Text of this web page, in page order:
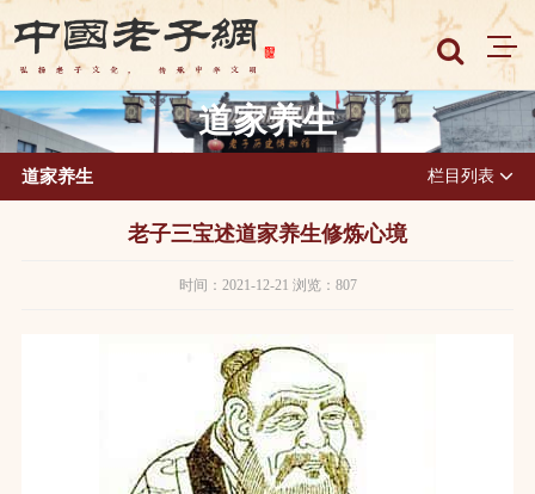
道家养生
道家养生 栏目列表
老子三宝述道家养生修炼心境
时间：2021-12-21 浏览：807